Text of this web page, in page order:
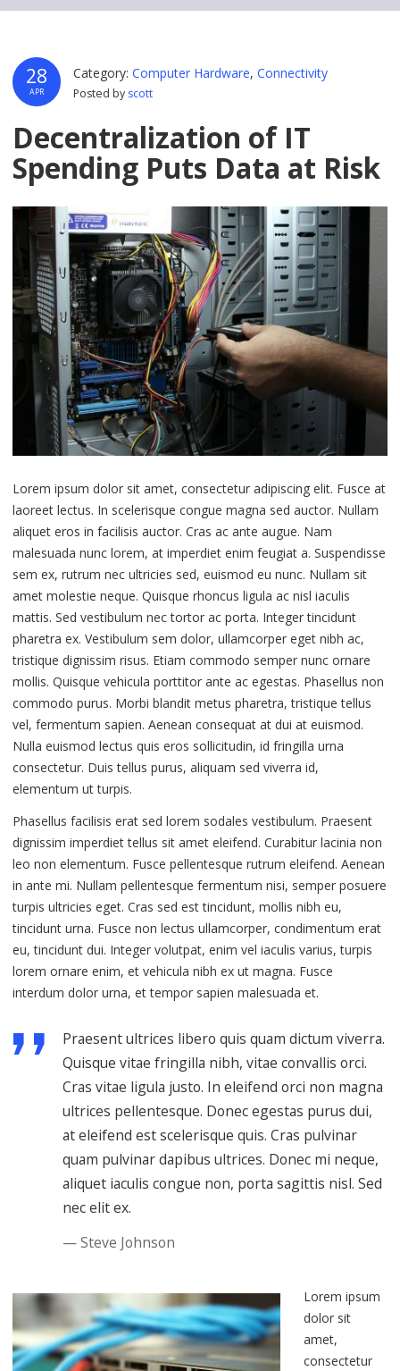
28
APR
Category:Computer Hardware,Connectivity
Posted by scott
Decentralization of IT
Spending Puts Data at Risk
Lorem ipsum dolor sit amet, consectetur adipiscing elit. Fusce at
laoreet lectus. In scelerisque congue magna sed auctor. Nullam
aliquet eros in facilisis auctor. Cras ac ante augue. Nam
malesuada nunc lorem, at imperdiet enim feugiat a. Suspendisse
sem ex, rutrum nec ultricies sed, euismod eu nunc. Nullam sit
amet molestie neque. Quisque rhoncus ligula ac nisl iaculis
mattis. Sed vestibulum nec tortor ac porta. Integer tincidunt
pharetra ex. Vestibulum sem dolor, ullamcorper eget nibh ac,
tristique dignissim risus. Etiam commodo semper nunc ornare
mollis. Quisque vehicula porttitor ante ac egestas. Phasellus non
commodo purus. Morbi blandit metus pharetra, tristique tellus
vel, fermentum sapien. Aenean consequat at dui at euismod.
Nulla euismod lectus quis eros sollicitudin, id fringilla urna
consectetur. Duis tellus purus, aliquam sed viverra id,
elementum ut turpis.
Phasellus facilisis erat sed lorem sodales vestibulum. Praesent
dignissim imperdiet tellus sit amet eleifend. Curabitur lacinia non
leo non elementum. Fusce pellentesque rutrum eleifend. Aenean
in ante mi. Nullam pellentesque fermentum nisi, semper posuere
turpis ultricies eget. Cras sed est tincidunt, mollis nibh eu,
tincidunt urna. Fusce non lectus ullamcorper, condimentum erat
eu, tincidunt dui. Integer volutpat, enim vel iaculis varius, turpis
lorem ornare enim, et vehicula nibh ex ut magna. Fusce
interdum dolor urna, et tempor sapien malesuada et.
Praesent ultrices libero quis quam dictum viverra.
Quisque vitae fringilla nibh, vitae convallis orci.
Cras vitae ligula justo. In eleifend orci non magna
ultrices pellentesque. Donec egestas purus dui,
at eleifend est scelerisque quis. Cras pulvinar
quam pulvinar dapibus ultrices. Donec mi neque,
aliquet iaculis congue non, porta sagittis nisl. Sed
nec elit ex.
Steve Johnson
Lorem ipsum
dolor sit
amet,
consectetur